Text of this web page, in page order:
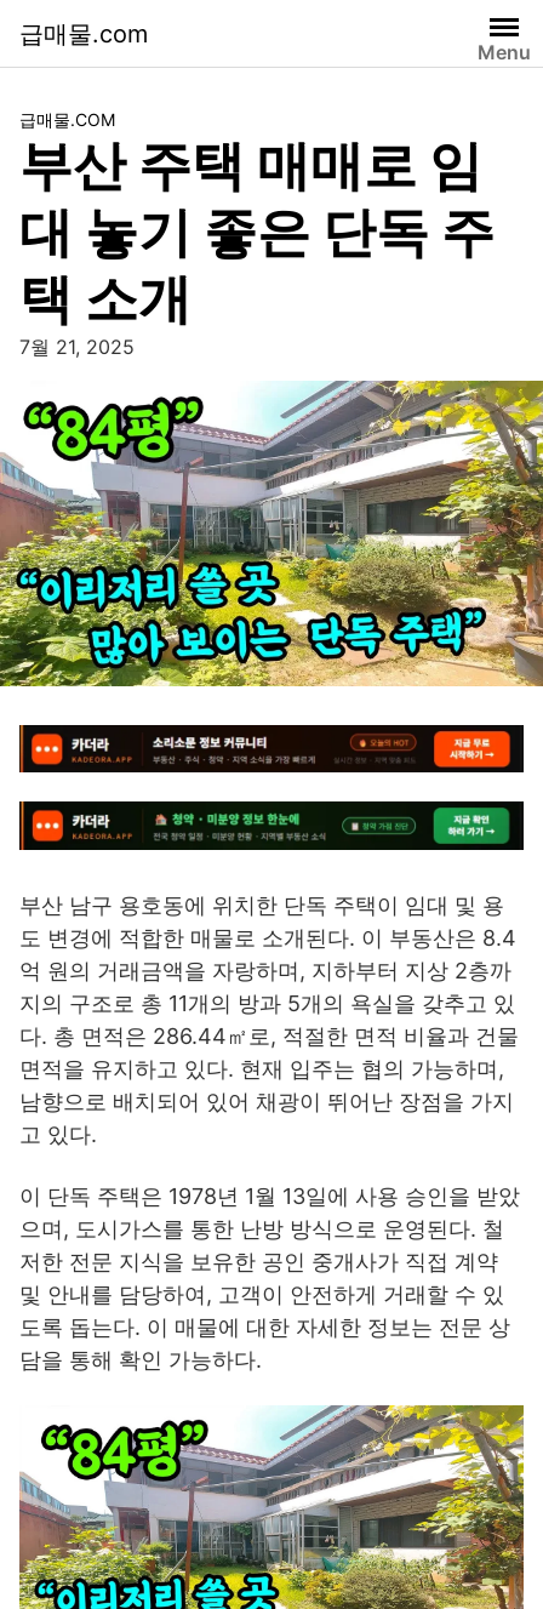
급매물.com
Menu
급매물.COM
부산 주택 매매로 임
대 놓기 좋은 단독 주
택 소개
7월 21, 2025
부산 남구 용호동에 위치한 단독 주택이 임대 및 용
도 변경에 적합한 매물로 소개된다. 이 부동산은 8.4
억 원의 거래금액을 자랑하며, 지하부터 지상 2층까
지의 구조로 총 11개의 방과 5개의 욕실을 갖추고 있
다. 총 면적은 286.44㎡로, 적절한 면적 비율과 건물
면적을 유지하고 있다. 현재 입주는 협의 가능하며,
남향으로 배치되어 있어 채광이 뛰어난 장점을 가지
고 있다.
이 단독 주택은 1978년 1월 13일에 사용 승인을 받았
으며, 도시가스를 통한 난방 방식으로 운영된다. 철
저한 전문 지식을 보유한 공인 중개사가 직접 계약
및 안내를 담당하여, 고객이 안전하게 거래할 수 있
도록 돕는다. 이 매물에 대한 자세한 정보는 전문 상
담을 통해 확인 가능하다.